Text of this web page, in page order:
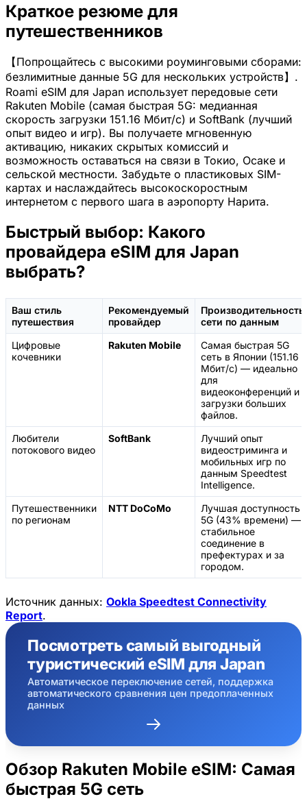
Краткое резюме для
путешественников
【Попрощайтесь с высокими роуминговыми сборами:
безлимитные данные 5G для нескольких устройств】.
Roami eSIM для Japan использует передовые сети
Rakuten Mobile (самая быстрая 5G: медианная
скорость загрузки 151.16 Мбит/с) и SoftBank (лучший
опыт видео и игр). Вы получаете мгновенную
активацию, никаких скрытых комиссий и
возможность оставаться на связи в Токио, Осаке и
сельской местности. Забудьте о пластиковых SIM-
картах и наслаждайтесь высокоскоростным
интернетом с первого шага в аэропорту Нарита.
Быстрый выбор: Какого
провайдера eSIM для Japan
выбрать?
Ваш стиль
путешествия
Рекомендуемый
провайдер
Производительность
сети по данным
Цифровые
кочевники
Rakuten Mobile
Самая быстрая 5G
сеть в Японии (151.16
Мбит/с) — идеально
для
видеоконференций и
загрузки больших
файлов.
Любители
потокового видео
SoftBank
Лучший опыт
видеостриминга и
мобильных игр по
данным Speedtest
Intelligence.
Путешественники
по регионам
NTT DoCoMo
Лучшая доступность
5G (43% времени) —
стабильное
соединение в
префектурах и за
городом.
Источник данных: Ookla Speedtest Connectivity
Report.
Посмотреть самый выгодный
туристический eSIM для Japan
Автоматическое переключение сетей, поддержка
автоматического сравнения цен предоплаченных
данных
Обзор Rakuten Mobile eSIM: Самая
быстрая 5G сеть